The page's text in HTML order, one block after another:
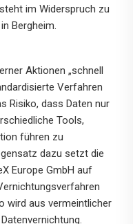
im Widerspruch zu
Bergheim.
Aktionen „schnell
Verfahren
Risiko, dass Daten nur
Tools,
führen zu
dazu setzt die
Europe GmbH auf
wird aus vermeintlicher